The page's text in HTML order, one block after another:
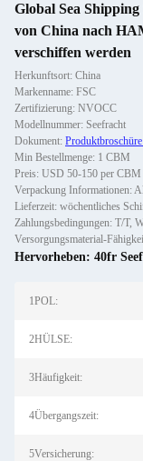
Global Sea
von China nach
verschiffen werden
Herkunftsort: China
Markenname: FSC
Zertifizierung: NVOCC
Modellnummer: Seefracht
Dokument:
Min Bestellmenge: 1 CBM
Preis: USD 50-150 per CBM
Verpackung Informationen:
Lieferzeit: wöchentliches
Zahlungsbedingungen: T/T,
Versorgungsmaterial-
Hervorheben: 40fr
1POL:
2HÜLSE:
3Häufigkeit:
4Übergangszeit:
5Versicherung: